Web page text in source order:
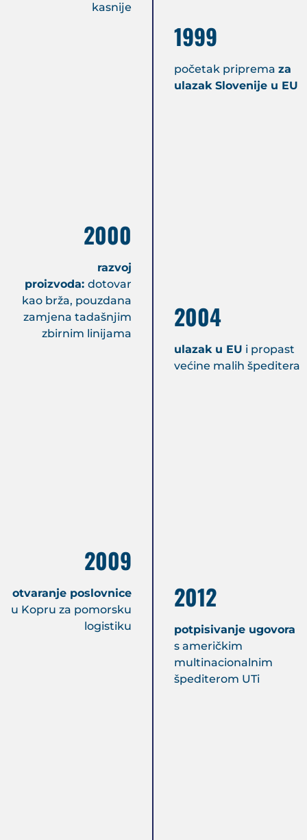
kasnije
2000
razvoj
proizvoda: dotovar
kao brža, pouzdana
zamjena tadašnjim
zbirnim linijama
2009
otvaranje poslovnice
u Kopru za pomorsku
logistiku
1999
početak priprema za
ulazak Slovenije u EU
2004
ulazak u EU i propast
većine malih špeditera
2012
potpisivanje ugovora
s američkim
multinacionalnim
špediterom UTi